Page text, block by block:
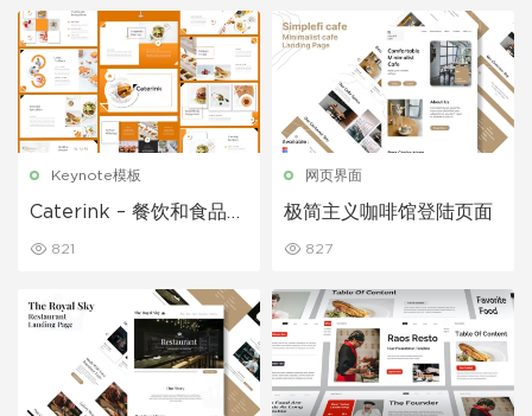
Keynote模板
Caterink – 餐饮和食品主
821
网页界面
极简主义咖啡馆登陆页面
827